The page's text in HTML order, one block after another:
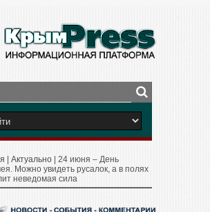
Актуально
24 июня – День
Можно увидеть русалок, а в полях
неведомая сила